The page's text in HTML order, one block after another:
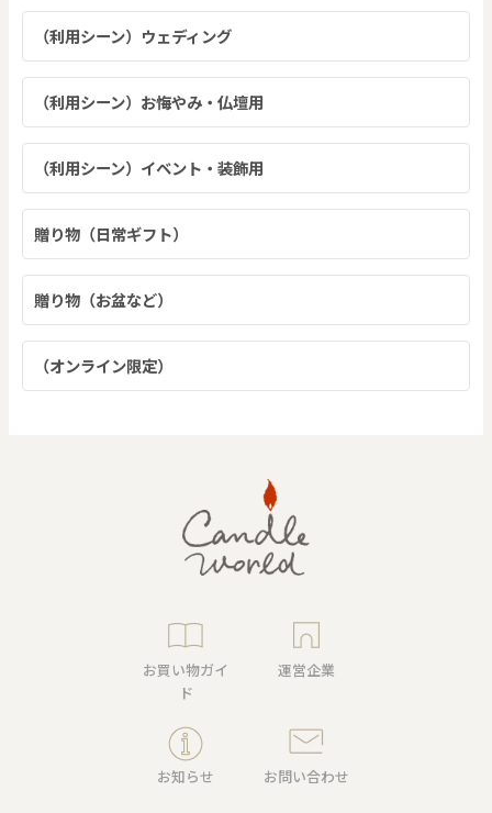
（利用シーン）ウェディング
（利用シーン）お悔やみ・仏壇用
（利用シーン）イベント・装飾用
贈り物（日常ギフト）
贈り物（お盆など）
（オンライン限定）
お買い物ガイ
ド
運営企業
お知らせ お問い合わせ